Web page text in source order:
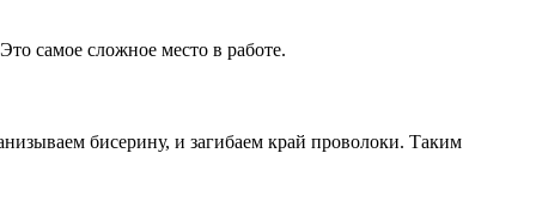
самое сложное место в работе.
бисерину, и загибаем край проволоки. Таким